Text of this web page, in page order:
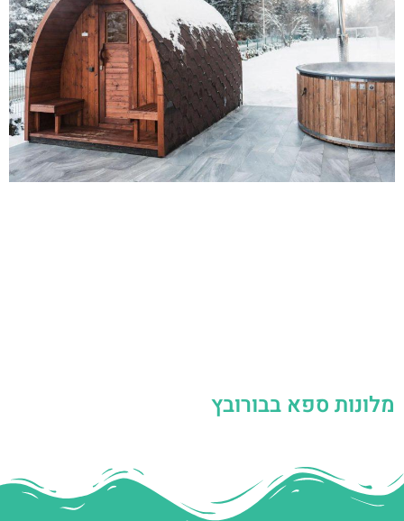
מלונות ספא בבורובץ